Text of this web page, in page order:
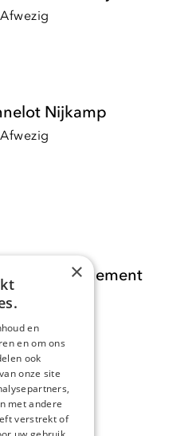
Afwezig
Nijkamp
Afwezig
ons
×
en
en om ons
ook
onze site
met andere
verstrekt of